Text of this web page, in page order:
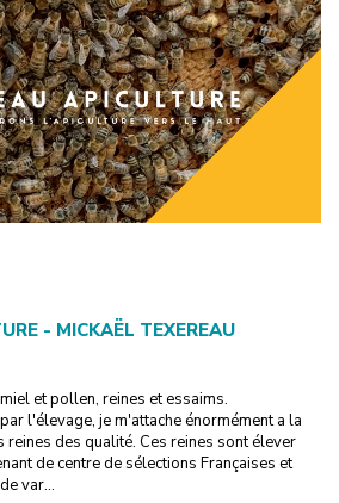
- MICKAËL TEXEREAU
et pollen, reines et essaims.
l'élevage, je m'attache énormément a la
reines des qualité. Ces reines sont élever
de centre de sélections Françaises et
var...